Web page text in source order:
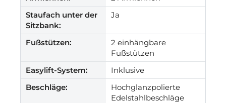
Staufach unter der
Sitzbank:
Ja
Fußstützen:
2 einhängbare
Fußstützen
Easylift-System:
Inklusive
Beschläge:
Hochglanzpolierte
Edelstahlbeschläge